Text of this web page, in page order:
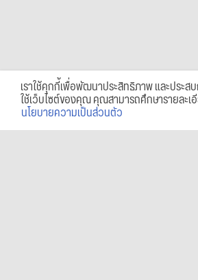
เราใช้คุกกี้เพื่อพัฒนาประสิทธิภาพ และประ
ใช้เว็บไซต์ของคุณ คุณสามารถศึกษารายละเ
นโยบายความเป็นส่วนตัว